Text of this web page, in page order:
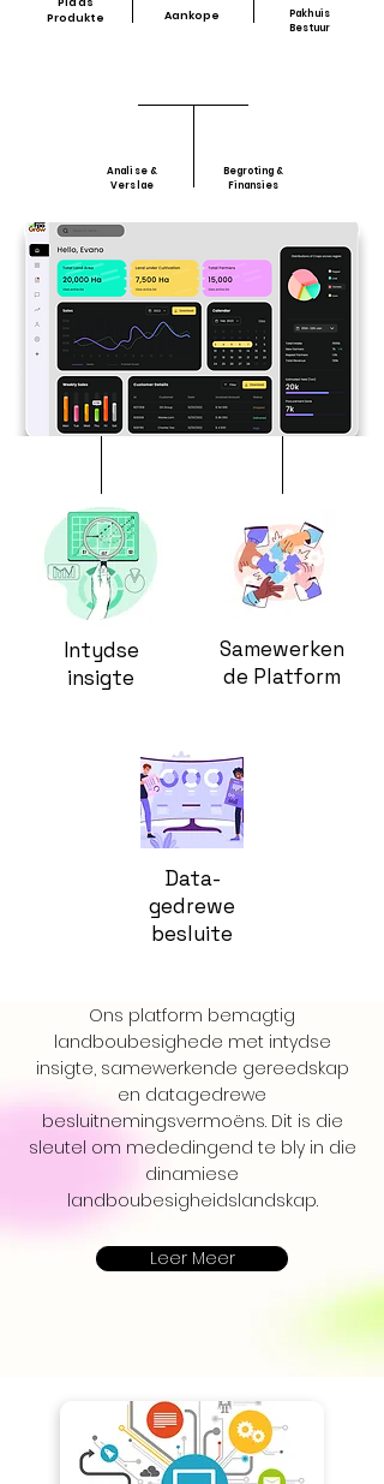
Produkte
Aankope
Pakhuis
Bestuur
Analise &
Verslae
Begroting &
Finansies
Intydse
insigte
Samewerken
de Platform
Data-
gedrewe
besluite
Ons platform bemagtig
landboubesighede met intydse
insigte, samewerkende gereedskap
en datagedrewe
besluitnemingsvermoëns. Dit is die
sleutel om mededingend te bly in die
dinamiese
landboubesigheidslandskap.
Leer Meer